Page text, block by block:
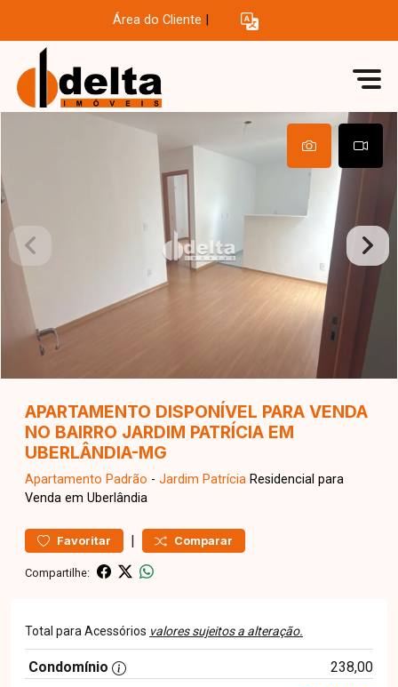
Área do Cliente
APARTAMENTO DISPONÍVEL PARA VENDA
NO BAIRRO JARDIM PATRÍCIA EM
UBERLÂNDIA-MG
Apartamento Padrão - Jardim Patrícia Residencial para
Venda em Uberlândia
Favoritar | Comparar
Compartilhe:
Total para Acessórios valores sujeitos a alteração.
Condomínio
238,00